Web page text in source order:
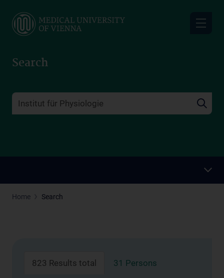
main
Search
Home Search
823 Results total 31 Persons